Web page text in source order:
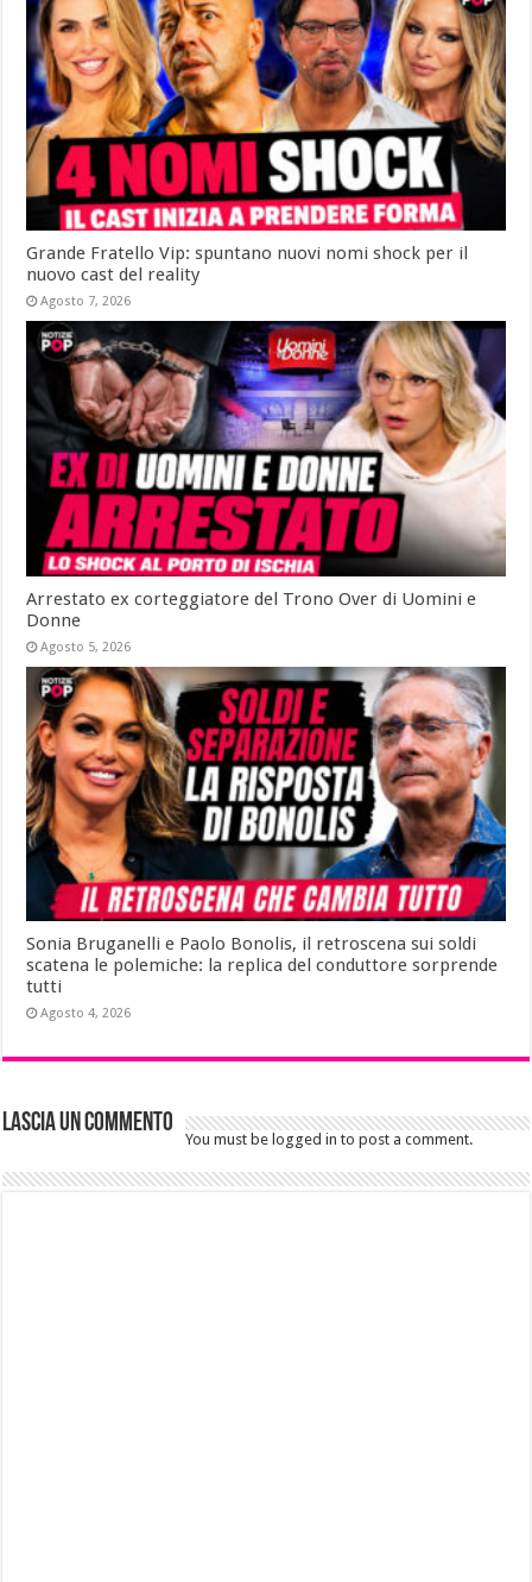
Grande Fratello Vip: spuntano nuovi nomi shock per il
nuovo cast del reality
Agosto 7, 2026
Arrestato ex corteggiatore del Trono Over di Uomini e
Donne
Agosto 5, 2026
Sonia Bruganelli e Paolo Bonolis, il retroscena sui soldi
scatena le polemiche: la replica del conduttore sorprende
tutti
Agosto 4, 2026
Lascia un commento
You must be logged in to post a comment.